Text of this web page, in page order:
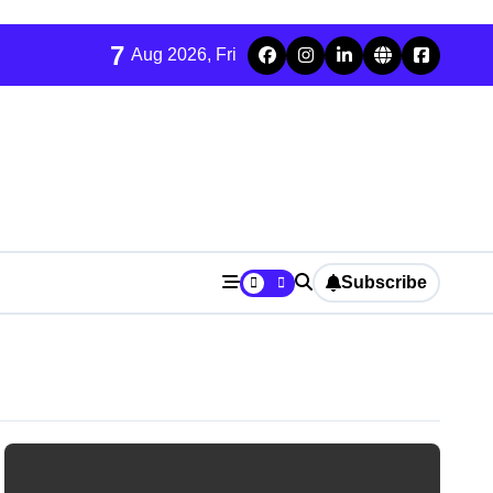
7 Aug 2026, Fri
Subscribe